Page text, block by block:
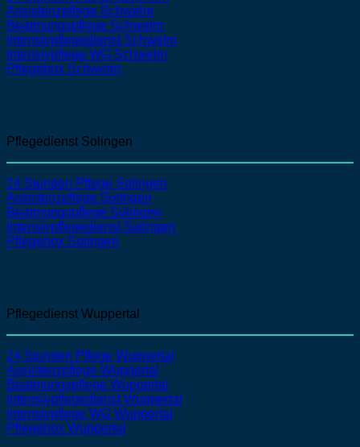
Assistenzpflege Schwelm
Beatmungspflege Schwelm
Intensivpflegedienst Schwelm
Intensivpflege WG Schwelm
Pflegebox Schwelm
Pflegedienst Solingen
24 Stunden Pflege Solingen
Assistenzpflege Solingen
Beatmungspflege Solingen
Intensivpflegedienst Solingen
Pflegebox Solingen
Pflegedienst Wuppertal
24 Stunden Pflege Wuppertal
Assistenzpflege Wuppertal
Beatmungspflege Wuppertal
IntensivpflegedienstWuppertal
Intensivpflege WG Wuppertal
Pflegebox Wuppertal